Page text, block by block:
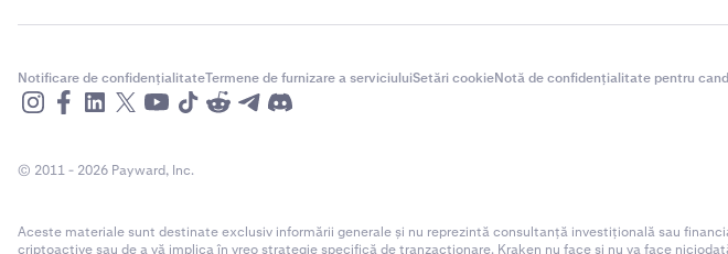
Notificare de confidențialitateTermene de furnizare a serviciuluiSetări cookieNotă de confidențialitate pentru
© 2011 - 2026 Payward, Inc.
Aceste materiale sunt destinate exclusiv informării generale și nu reprezintă consultanță investițională sau
criptoactive sau de a vă implica în vreo strategie specifică de tranzacționare. Kraken nu face și nu va face